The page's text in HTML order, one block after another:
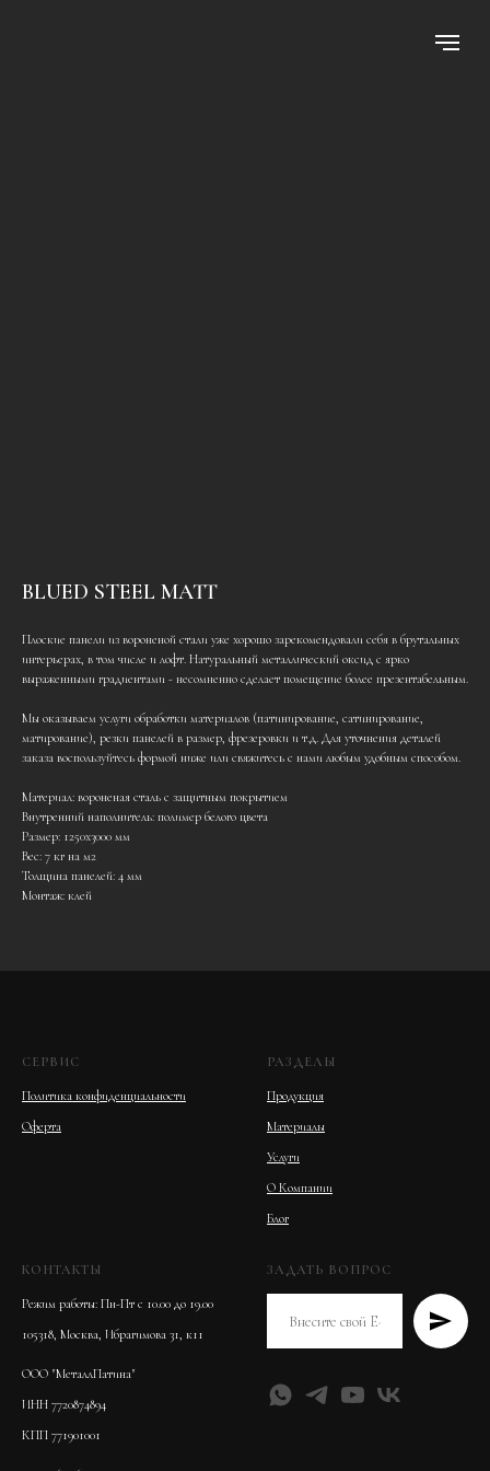
BLUED STEEL MATT
Плоские панели из вороненой стали уже хорошо зарекомендовали себя в брутальных
интерьерах, в том числе и лофт. Натуральный металлический оксид с ярко
выраженными градиентами - несомненно сделает помещение более презентабельным.
Мы оказываем услуги обработки материалов (патинирование, сатинирование,
матирование), резки панелей в размер, фрезеровки и т.д. Для уточнения деталей
заказа воспользуйтесь формой ниже или свяжитесь с нами любым удобным способом.
Материал: вороненая сталь с защитным покрытием
Внутренний наполнитель: полимер белого цвета
Размер: 1250х3000 мм
Вес: 7 кг на м2
Толщина панелей: 4 мм
Монтаж: клей
СЕРВИС
Политика конфиденциальности
Оферта
РАЗДЕЛЫ
Продукция
Материалы
Услуги
О Компании
Блог
КОНТАКТЫ
Режим работы: Пн-Пт с 10.00 до 19.00
105318, Москва, Ибрагимова 31, к11
ООО "МеталлПатина"
ИНН 7720874894
КПП 771901001
ЗАДАТЬ ВОПРОС